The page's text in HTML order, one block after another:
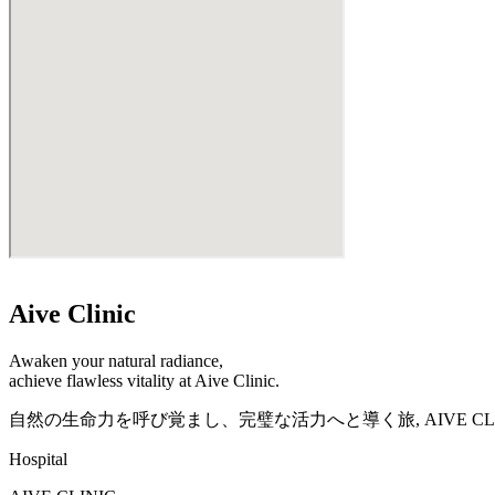
Aive Clinic
Awaken your natural radiance,
achieve flawless vitality at Aive Clinic.
自然の生命力を呼び覚まし、完璧な活力へと導く旅, AIVE
Hospital